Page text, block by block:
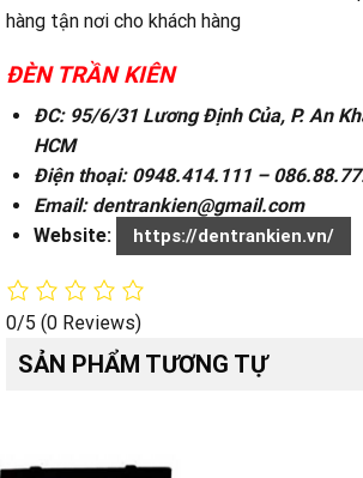
hàng tận nơi cho khách hàng
ĐÈN TRẦN KIÊN
ĐC: 95/6/31 Lương Định Của, P. An
HCM
Điện thoại: 0948.414.111 –
Email: dentrankien@gmail.com
Website:
https://dentrankien.vn/
0/5 (0 Reviews)
SẢN PHẨM TƯƠNG TỰ